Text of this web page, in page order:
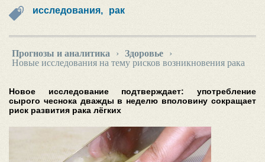
исследования, рак
Прогнозы и аналитика › Здоровье
›
Новые исследования на тему рисков возникновения рака
Новое исследование подтверждает: употребление
сырого чеснока дважды в неделю вполовину сокращает
риск развития рака лёгких